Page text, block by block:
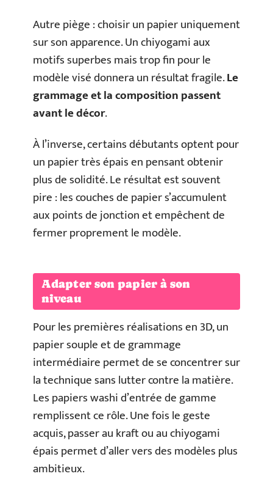
Autre piège : choisir un papier uniquement
sur son apparence. Un chiyogami aux
motifs superbes mais trop fin pour le
modèle visé donnera un résultat fragile.Le
grammage et la composition passent
avant le décor.
À l’inverse, certains débutants optent pour
un papier très épais en pensant obtenir
plus de solidité. Le résultat est souvent
pire : les couches de papier s’accumulent
aux points de jonction et empêchent de
fermer proprement le modèle.
Adapter son papier à son
niveau
Pour les premières réalisations en 3D, un
papier souple et de grammage
intermédiaire permet de se concentrer sur
la technique sans lutter contre la matière.
Les papiers washi d’entrée de gamme
remplissent ce rôle. Une fois le geste
acquis, passer au kraft ou au chiyogami
épais permet d’aller vers des modèles plus
ambitieux.